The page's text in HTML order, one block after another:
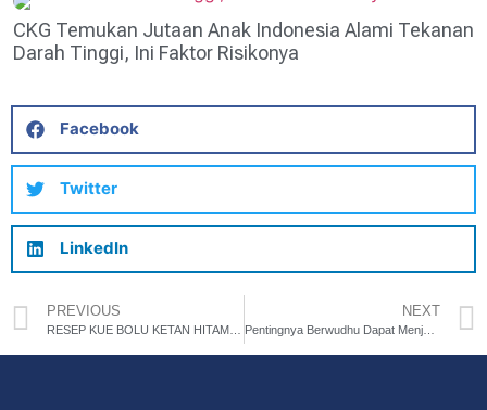
CKG Temukan Jutaan Anak Indonesia Alami Tekanan
Darah Tinggi, Ini Faktor Risikonya
Facebook
Twitter
LinkedIn
PREVIOUS NEXT
Pentingnya Berwudhu Dapat Menjaga Kebersihan dan Kesehatan Kulit